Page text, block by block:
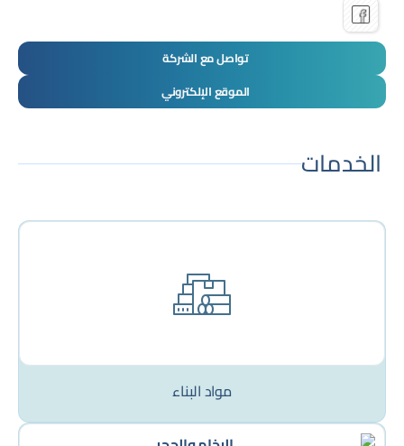
تواصل مع الشركة
الموقع الإلكتروني
الخدمات
مواد البناء